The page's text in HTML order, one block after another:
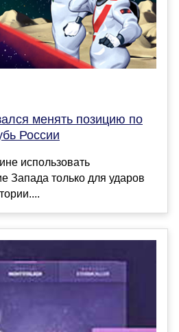
менять позицию по
России
использовать
Запада только для ударов